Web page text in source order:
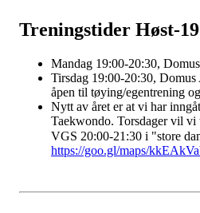
Treningstider Høst-
Mandag 19:00-20:30,
Tirsdag 19:00-20:30,
åpen til tøying/egentrening
Nytt av året er at vi har
Taekwondo. Torsdager vil vi
VGS 20:00-21:30 i "store
https://goo.gl/maps/